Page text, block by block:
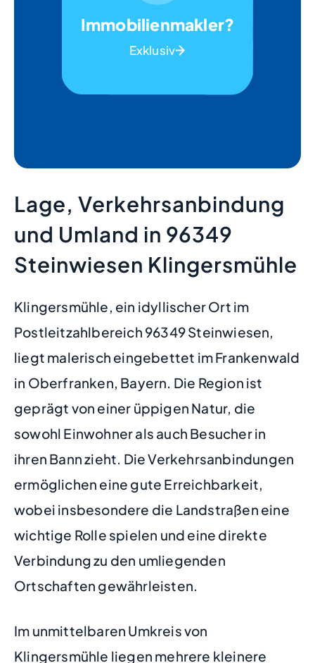
Immobilienmakler?
Exklusiv
Lage, Verkehrsanbindung
und Umland in 96349
Steinwiesen Klingersmühle
Klingersmühle, ein idyllischer Ort im
Postleitzahlbereich 96349 Steinwiesen,
liegt malerisch eingebettet im Frankenwald
in Oberfranken, Bayern. Die Region ist
geprägt von einer üppigen Natur, die
sowohl Einwohner als auch Besucher in
ihren Bann zieht. Die Verkehrsanbindungen
ermöglichen eine gute Erreichbarkeit,
wobei insbesondere die Landstraßen eine
wichtige Rolle spielen und eine direkte
Verbindung zu den umliegenden
Ortschaften gewährleisten.
Im unmittelbaren Umkreis von
Klingersmühle liegen mehrere kleinere